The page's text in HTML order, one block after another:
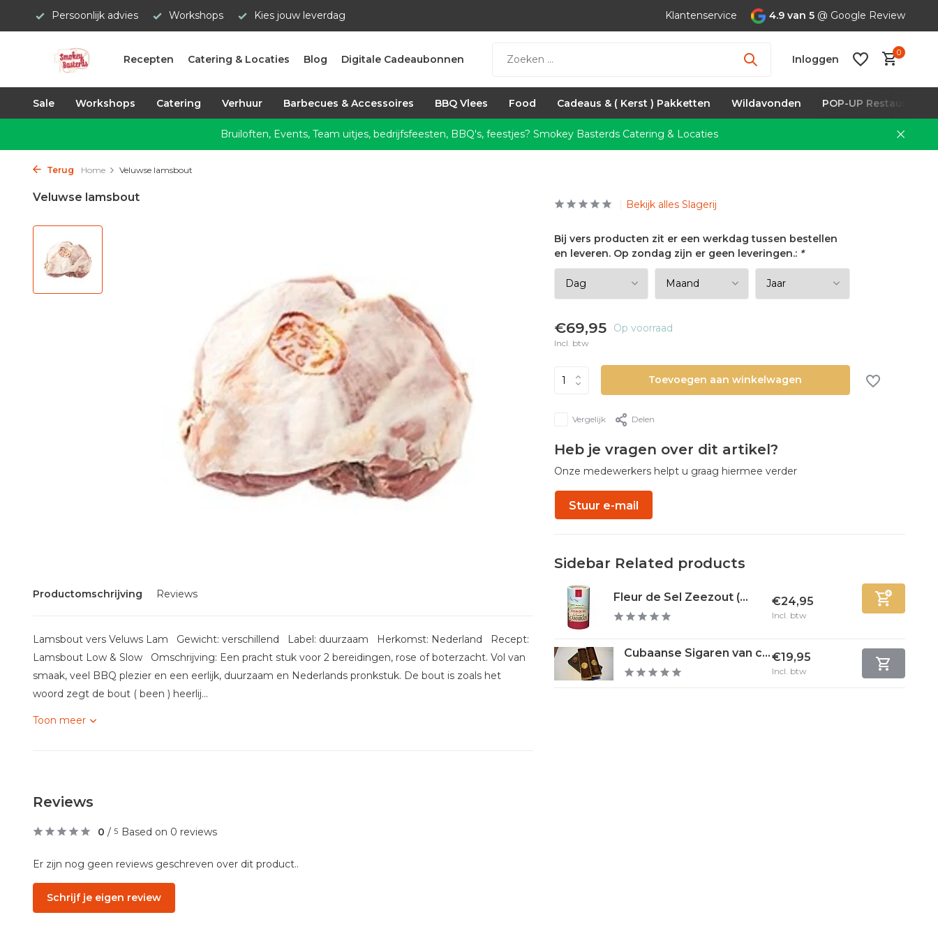
Persoonlijk advies Workshops Kies jouw leverdag Klantenservice 4.9 van 5 @ Google Review
Recepten Catering & Locaties Blog Digitale Cadeaubonnen Inloggen
0
Sale Workshops Catering Verhuur Barbecues & Accessoires BBQ Vlees Food Cadeaus & ( Kerst ) Pakketten Wildavonden POP-UP Restaurants
Bruiloften, Events, Team uitjes, bedrijfsfeesten, BBQ's, feestjes? Smokey Basterds Catering & Locaties
Terug Home Veluwse lamsbout
Veluwse lamsbout
Productomschrijving Reviews
Lamsbout vers Veluws Lam Gewicht: verschillend Label: duurzaam Herkomst: Nederland Recept:
Lamsbout Low & Slow Omschrijving: Een pracht stuk voor 2 bereidingen, rose of boterzacht. Vol van
smaak, veel BBQ plezier en een eerlijk, duurzaam en Nederlands pronkstuk. De bout is zoals het
woord zegt de bout ( been ) heerlij...
Toon meer
Bekijk alles Slagerij
Bij vers producten zit er een werkdag tussen bestellen
en leveren. Op zondag zijn er geen leveringen.: *
€69,95 Op voorraad
Incl. btw
Toevoegen aan winkelwagen
Vergelijk Delen
Heb je vragen over dit artikel?
Onze medewerkers helpt u graag hiermee verder
Stuur e-mail
Sidebar Related products
Fleur de Sel Zeezout (... €24,95
Incl. btw
Cubaanse Sigaren van c...€19,95
Incl. btw
Reviews
0 / 5 Based on 0 reviews
Er zijn nog geen reviews geschreven over dit product..
Schrijf je eigen review